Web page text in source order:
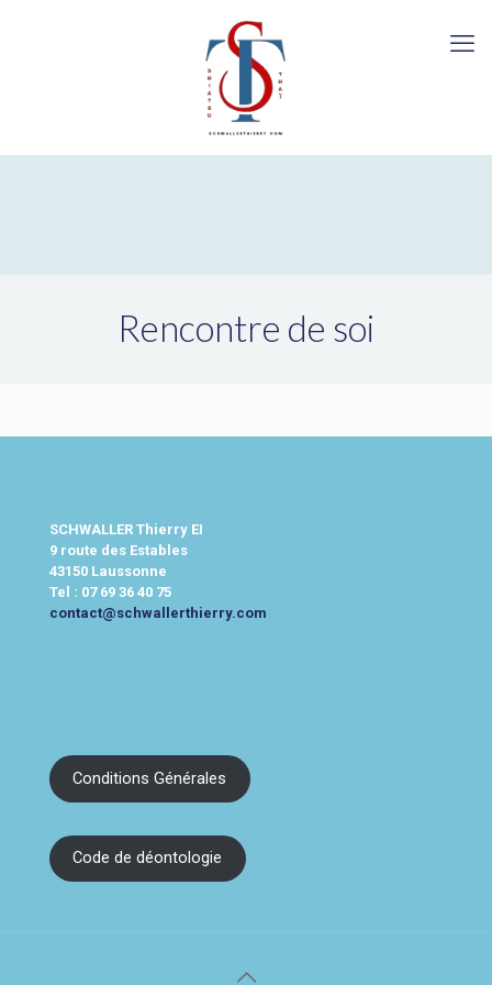
Rencontre de soi
SCHWALLER Thierry EI
9 route des Estables
43150 Laussonne
Tel : 07 69 36 40 75
contact@schwallerthierry.com
Conditions Générales
Code de déontologie